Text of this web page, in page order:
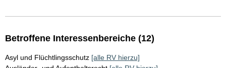
Betroffene Interessenbereiche (12)
Asyl und Flüchtlingsschutz [alle RV hierzu]